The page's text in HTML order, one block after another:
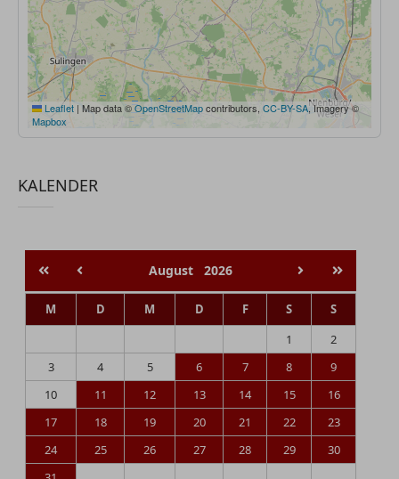
Leaflet | Map data ©OpenStreetMapcontributors, CC-BY-SA, Imagery ©
Mapbox
KALENDER
August 2026
M D M D F S
S
1
2
3
4 5 6 7 8
9
10
11 12 13 14 15
16
17
18 19 20 21 22
23
24
25 26 27 28 29
30